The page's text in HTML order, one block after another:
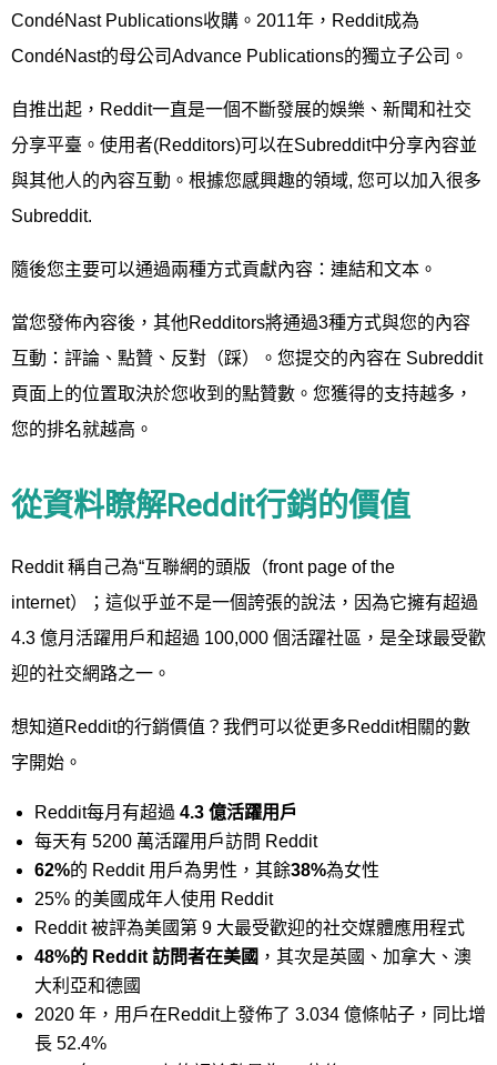
CondéNast Publications收購。2011年，Reddit成為
CondéNast的母公司Advance Publications的獨立子公司。
自推出起，Reddit一直是一個不斷發展的娛樂、新聞和社交
分享平臺。使用者(Redditors)可以在Subreddit中分享內容並
與其他人的內容互動。根據您感興趣的領域, 您可以加入很多
Subreddit.
隨後您主要可以通過兩種方式貢獻內容：連結和文本。
當您發佈內容後，其他Redditors將通過3種方式與您的內容
互動：評論、點贊、反對（踩）。您提交的內容在 Subreddit
頁面上的位置取決於您收到的點贊數。您獲得的支持越多，
您的排名就越高。
從資料瞭解Reddit行銷的價值
Reddit 稱自己為“互聯網的頭版（front page of the
internet）；這似乎並不是一個誇張的說法，因為它擁有超過
4.3 億月活躍用戶和超過 100,000 個活躍社區，是全球最受歡
迎的社交網路之一。
想知道Reddit的行銷價值？我們可以從更多Reddit相關的數
字開始。
Reddit每月有超過 4.3 億活躍用戶
每天有 5200 萬活躍用戶訪問 Reddit
62%的 Reddit 用戶為男性，其餘38%為女性
25% 的美國成年人使用 Reddit
Reddit 被評為美國第 9 大最受歡迎的社交媒體應用程式
48%的Reddit 訪問者在美國 ，其次是英國、加拿大、澳
大利亞和德國
2020 年，用戶在Reddit上發佈了 3.034 億條帖子，同比增
長 52.4%